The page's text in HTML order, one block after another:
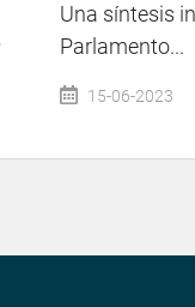
Una síntesis
Parlamento...
15-06-2023